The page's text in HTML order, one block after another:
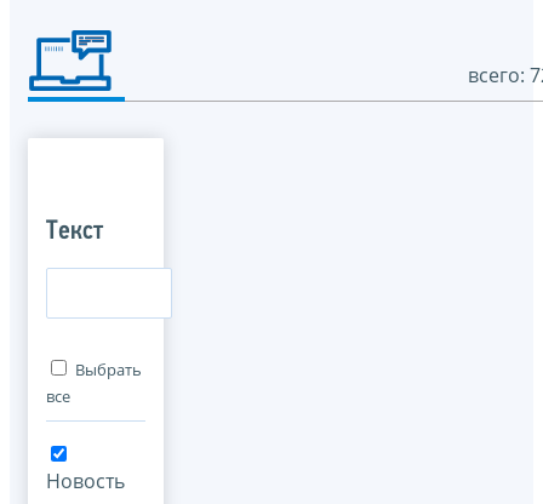
всего:
Текст
Выбрать
все
Новость